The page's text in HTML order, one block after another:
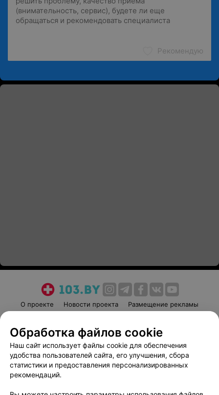
Рекомендую
О проекте Новости проекта
Размещение рекламы
Пользовательское соглашение
Способы оплаты
Вакансии
Партнеры
Написать руководителю 103.by
Обработка файлов cookie
Наш сайт использует файлы cookie для обеспечения
удобства пользователей сайта, его улучшения, сбора
статистики и предоставления персонализированных
рекомендаций.